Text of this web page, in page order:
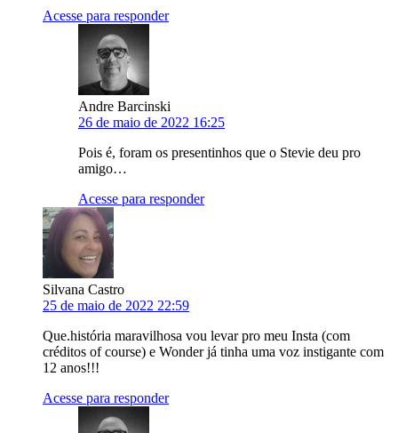
Acesse para responder
Andre Barcinski
26 de maio de 2022 16:25
Pois é, foram os presentinhos que o Stevie deu pro
amigo…
Acesse para responder
Silvana Castro
25 de maio de 2022 22:59
Que.história maravilhosa vou levar pro meu Insta (com
créditos of course) e Wonder já tinha uma voz instigante com
12 anos!!!
Acesse para responder